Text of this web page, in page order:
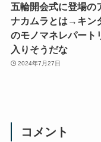
五輪開会式に登場の
ナカムラとは→キン
のモノマネレパート
入りそうだな
2024年7月27日
コメント